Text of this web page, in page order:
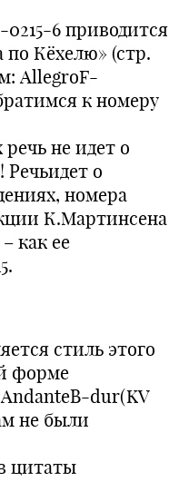
0215-6 приводится
по Кёхелю» (стр.
AllegroF-
к номеру
не идет о
о
номера
К.Мартинсена
как ее
стиль этого
форме
dur(KV
не были
цитаты